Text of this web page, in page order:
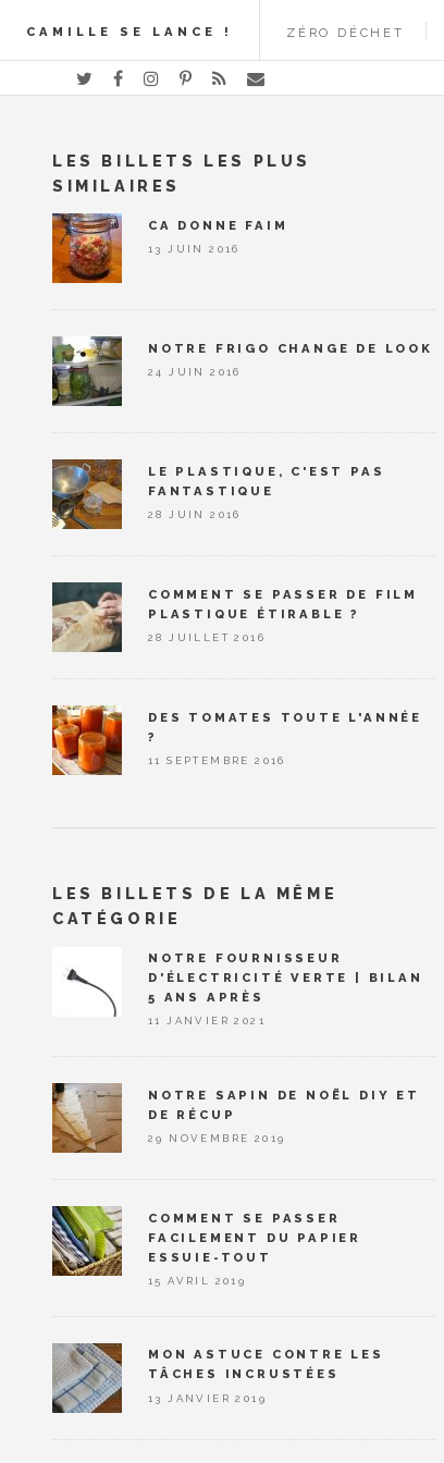
CAMILLE SE LANCE ! ZÉRO DÉCHET
LES BILLETS LES PLUS
SIMILAIRES
CA DONNE FAIM
13 JUIN 2016
NOTRE FRIGO CHANGE DE LOOK
24 JUIN 2016
LE PLASTIQUE, C'EST PAS
FANTASTIQUE
28 JUIN 2016
COMMENT SE PASSER DE FILM
PLASTIQUE ÉTIRABLE ?
28 JUILLET 2016
DES TOMATES TOUTE L'ANNÉE
?
11 SEPTEMBRE 2016
LES BILLETS DE LA MÊME
CATÉGORIE
NOTRE FOURNISSEUR
D'ÉLECTRICITÉ VERTE | BILAN
5 ANS APRÈS
11 JANVIER 2021
NOTRE SAPIN DE NOËL DIY ET
DE RÉCUP
29 NOVEMBRE 2019
COMMENT SE PASSER
FACILEMENT DU PAPIER
ESSUIE-TOUT
15 AVRIL 2019
MON ASTUCE CONTRE LES
TÂCHES INCRUSTÉES
13 JANVIER 2019